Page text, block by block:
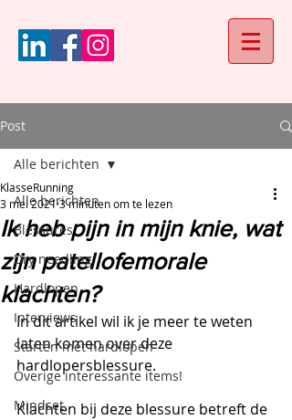
Post
Alle berichten
Blessures
Dry needling
Hardlopen
Interviews
Starten met hardlopen
Overige interessante items!
Mindset
Alle berichten
Ik heb pijn in mijn knie, wat
zijn patellofemorale
klachten?
KlasseRunning
3 mei 2021 3 minuten om te lezen
In dit artikel wil ik je meer te weten
laten komen over deze
hardlopersblessure.
Klachten bij deze blessure betreft de